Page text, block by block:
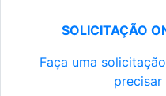
SOLICITAÇÃO
Faça uma
precisar